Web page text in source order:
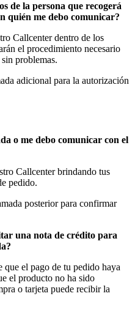
de la persona que recogerá
quién me debo comunicar?
Callcenter dentro de los
el procedimiento necesario
problemas.
adicional para la autorización
o me debo comunicar con el
Callcenter brindando tus
pedido.
posterior para confirmar
una nota de crédito para
que el pago de tu pedido haya
el producto no ha sido
o tarjeta puede recibir la